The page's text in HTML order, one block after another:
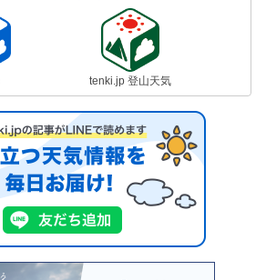
tenki.jp 登山天気